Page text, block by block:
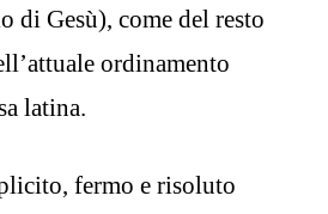
di Gesù), come del resto
ordinamento
latina.
fermo e risoluto